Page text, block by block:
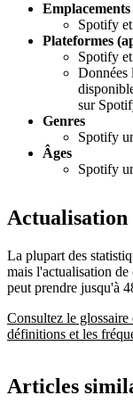
Emplacements
Spotify
Plateformes
Spotify
Données
sur
Genres
Spotify
Âges
Spotify
Actualisation
La plupart des
mais l'actualisation
peut prendre jusqu'à
Consultez le
définitions et les
Articles